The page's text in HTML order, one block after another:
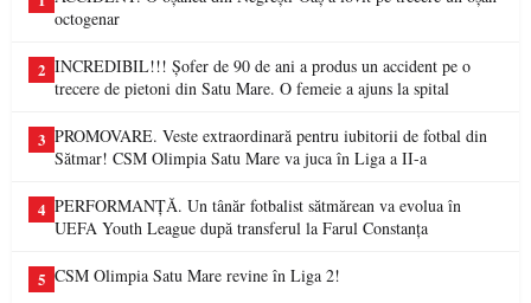
octogenar
2 INCREDIBIL!!! Șofer de 90 de ani a produs un accident pe o
trecere de pietoni din Satu Mare. O femeie a ajuns la spital
3 PROMOVARE. Veste extraordinară pentru iubitorii de fotbal din
Sătmar! CSM Olimpia Satu Mare va juca în Liga a II-a
4 PERFORMANȚĂ. Un tânăr fotbalist sătmărean va evolua în
UEFA Youth League după transferul la Farul Constanța
5 CSM Olimpia Satu Mare revine în Liga 2!